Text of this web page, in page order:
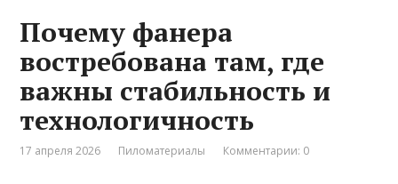
Почему фанера
востребована там, где
важны стабильность и
технологичность
17 апреля 2026 Пиломатериалы Комментарии: 0